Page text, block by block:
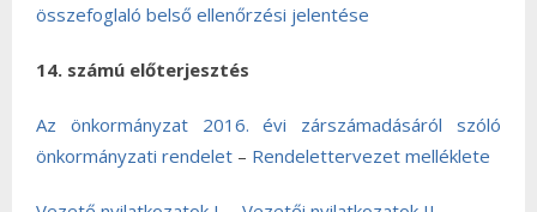
összefoglaló belső ellenőrzési jelentése
14. számú előterjesztés
Az önkormányzat 2016. évi zárszámadásáról szóló
önkormányzati rendelet – Rendelettervezet melléklete